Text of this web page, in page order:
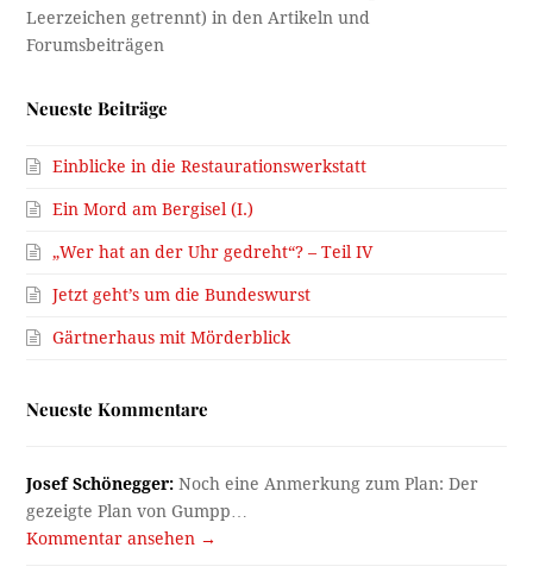
Neueste Beiträge
Einblicke in die Restaurationswerkstatt
Ein Mord am Bergisel (I.)
„Wer hat an der Uhr gedreht“? – Teil IV
Jetzt geht’s um die Bundeswurst
Gärtnerhaus mit Mörderblick
Neueste Kommentare
Josef Schönegger: Noch eine Anmerkung zum Plan: Der
gezeigte Plan von Gumpp…
Kommentar ansehen →